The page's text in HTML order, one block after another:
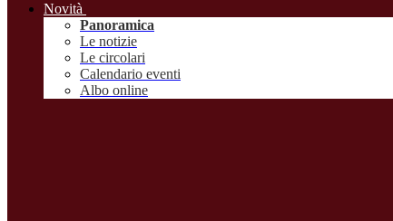
Novità
Panoramica
Le notizie
Le circolari
Calendario eventi
Albo online